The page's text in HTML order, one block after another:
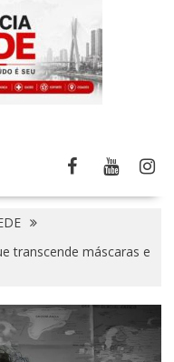
transcende máscaras e